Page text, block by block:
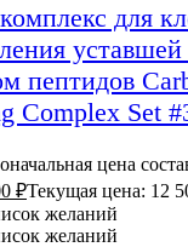
для
пептидов
Complex Set
цена
₽Текущая цена: 12
желаний
желаний